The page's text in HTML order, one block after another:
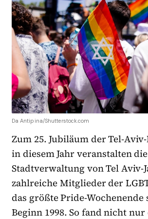
Da Antipina/Shutterstock.com
Zum 25. Jubiläum der Tel-
in diesem Jahr veranstalten die
Stadtverwaltung von Tel Aviv-
zahlreiche Mitglieder der
das größte Pride-Wochenende
Beginn 1998. So fand nicht nur